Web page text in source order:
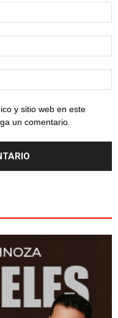
y sitio web en este
un comentario.